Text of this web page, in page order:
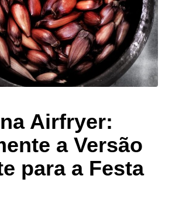
Airfryer:
a Versão
para a Festa